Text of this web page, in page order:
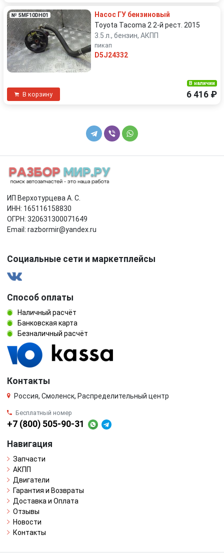
№ 5MF10DH01
Насос ГУ бензиновый
Toyota Tacoma 2 2-й рест. 2015
3.5 л., бензин, АКПП
пикап
D5J24332
В корзину
В наличии
6 416 ₽
ИП Верхотурцева А. С.
ИНН: 165116158830
ОГРН: 320631300071649
Email: razbormir@yandex.ru
Социальные сети и маркетплейсы
Способ оплаты
Наличный расчёт
Банковская карта
Безналичный расчёт
Контакты
Россия, Смоленск, Распределительный центр
Бесплатный номер
+7 (800) 505-90-31
Навигация
Запчасти
АКПП
Двигатели
Гарантия и Возвраты
Доставка и Оплата
Отзывы
Новости
Контакты